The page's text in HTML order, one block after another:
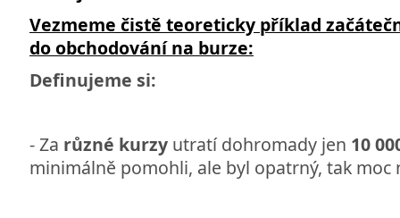
Vezmeme čistě teoreticky příklad
do obchodování na burze:
Definujeme si:
- Za různé kurzy utratí dohromady jen 10
minimálně pomohli, ale byl opatrný, tak moc